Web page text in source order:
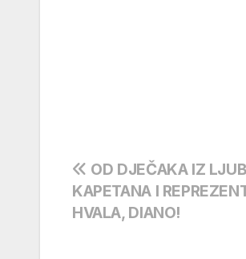
Ivan
Navigacija
objava
OD DJEČAKA IZ
KAPETANA I
HVALA, DIANO!